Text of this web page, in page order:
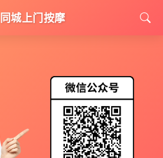
同城上门按摩